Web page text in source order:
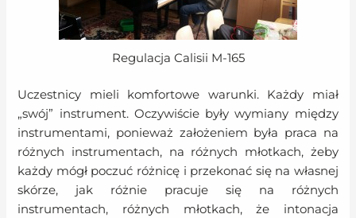
Regulacja Calisii M-165
Uczestnicy mieli komfortowe warunki. Każdy miał
„swój” instrument. Oczywiście były wymiany między
instrumentami, ponieważ założeniem była praca na
różnych instrumentach, na różnych młotkach, żeby
każdy mógł poczuć różnicę i przekonać się na własnej
skórze, jak różnie pracuje się na różnych
instrumentach, różnych młotkach, że intonacja